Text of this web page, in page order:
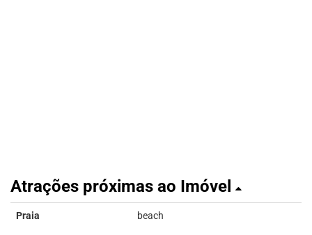
Atrações próximas ao Imóvel
Praia beach